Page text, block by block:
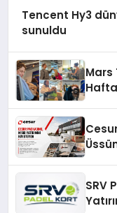
Tencent Hy3
sunuldu
Mars
SRV